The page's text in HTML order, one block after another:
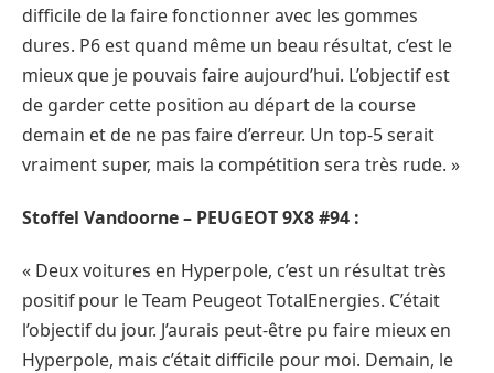
difficile de la faire fonctionner avec les gommes
dures. P6 est quand même un beau résultat, c’est le
mieux que je pouvais faire aujourd’hui. L’objectif est
de garder cette position au départ de la course
demain et de ne pas faire d’erreur. Un top-5 serait
vraiment super, mais la compétition sera très rude. »
Stoffel Vandoorne – PEUGEOT 9X8 #94 :
« Deux voitures en Hyperpole, c’est un résultat très
positif pour le Team Peugeot TotalEnergies. C’était
l’objectif du jour. J’aurais peut-être pu faire mieux en
Hyperpole, mais c’était difficile pour moi. Demain, le